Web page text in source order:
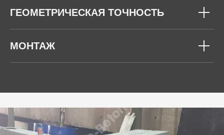
ГЕОМЕТРИЧЕСКАЯ ТОЧНОСТЬ
МОНТАЖ